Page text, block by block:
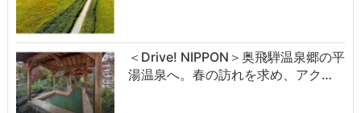
＜Drive! NIPPON＞奥飛騨温泉郷の平
湯温泉へ。春の訪れを求め、アク…